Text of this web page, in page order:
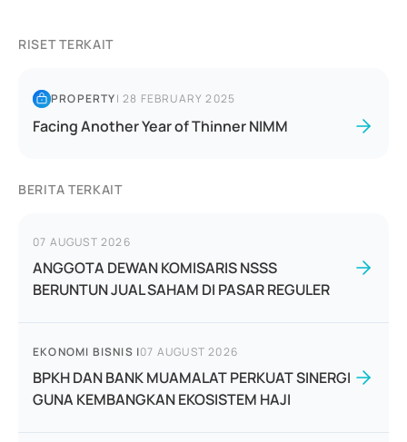
RISET TERKAIT
PROPERTY|28 FEBRUARY 2025
Facing Another Year of Thinner NIMM
BERITA TERKAIT
07 AUGUST 2026
ANGGOTA DEWAN KOMISARIS NSSS
BERUNTUN JUAL SAHAM DI PASAR REGULER
EKONOMI BISNIS |07 AUGUST 2026
BPKH DAN BANK MUAMALAT PERKUAT SINERGI
GUNA KEMBANGKAN EKOSISTEM HAJI